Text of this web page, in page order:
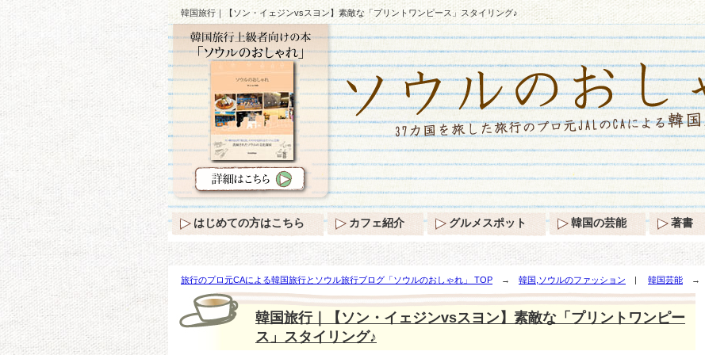
韓国旅行｜【ソン・イェジンvsスヨン】素敵な「プリントワンピース」スタイリング♪
旅行のプロ元CAによる韓国旅行とソウル旅行ブログ「ソウルのおしゃれ」 TOP → 韓国,ソウルのファッション | 韓国芸能 →
イェジンvsスヨン】素敵な「プリントワンピース」スタイリング♪
韓国旅行｜【ソン・イェジンvsスヨン】素敵な「プリントワンピー
ス」スタイリング♪
はじめての方はこちら カフェ紹介 グルメスポット 韓国の芸能 著書